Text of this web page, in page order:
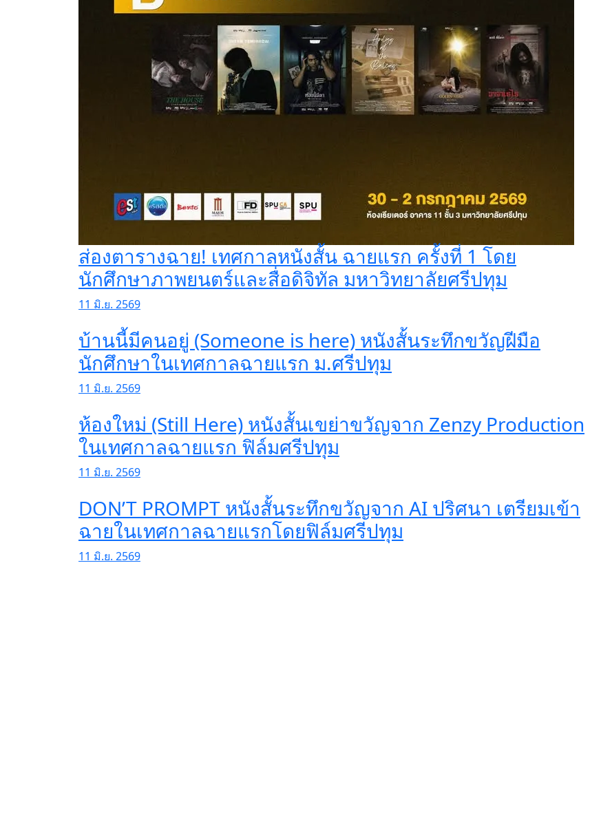
ส่องตารางฉาย! เทศกาลหนังสั้น ฉายแรก ครั้งที่ 1 โดย
นักศึกษาภาพยนตร์และสื่อดิจิทัล มหาวิทยาลัยศรีปทุม
11 มิ.ย. 2569
บ้านนี้มีคนอยู่ (Someone is here) หนังสั้นระทึกขวัญฝีมือ
นักศึกษาในเทศกาลฉายแรก ม.ศรีปทุม
11 มิ.ย. 2569
ห้องใหม่ (Still Here) หนังสั้นเขย่าขวัญจาก Zenzy Production
ในเทศกาลฉายแรก ฟิล์มศรีปทุม
11 มิ.ย. 2569
DON’T PROMPT หนังสั้นระทึกขวัญจาก AI ปริศนา เตรียมเข้า
ฉายในเทศกาลฉายแรกโดยฟิล์มศรีปทุม
11 มิ.ย. 2569